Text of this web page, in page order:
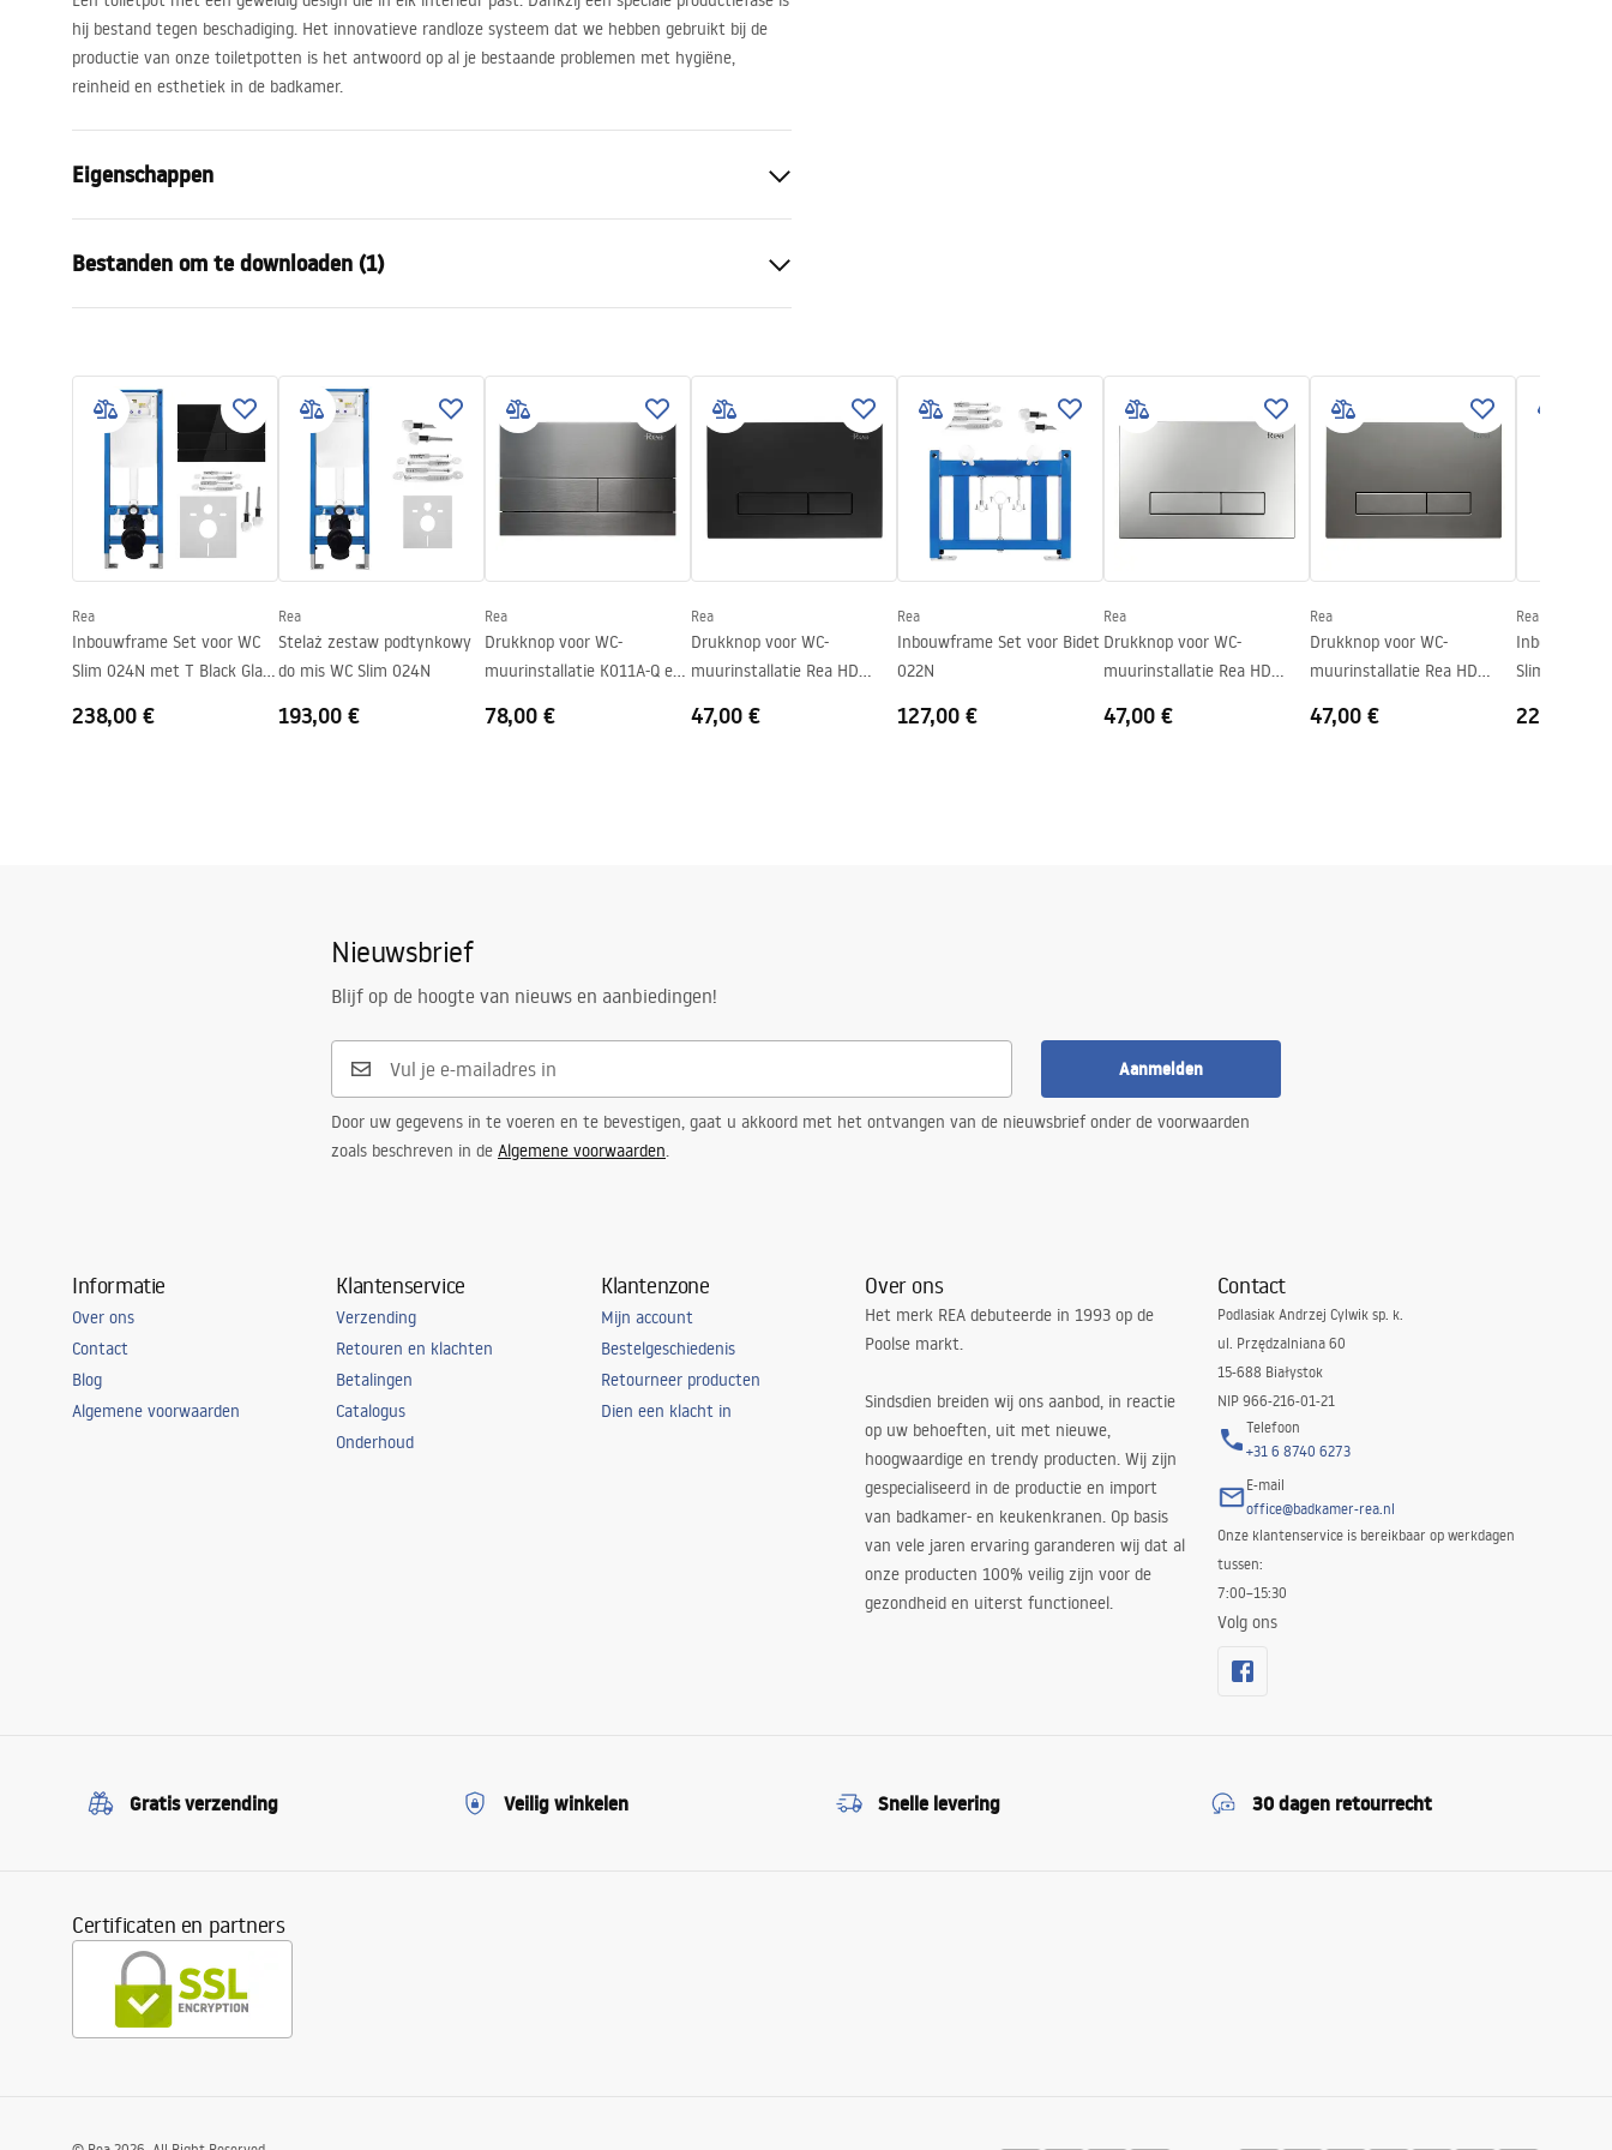
hij bestand tegen beschadiging. Het innovatieve randloze systeem dat we hebben gebruikt bij de
productie van onze toiletpotten is het antwoord op al je bestaande problemen met hygiëne,
reinheid en esthetiek in de badkamer.
Eigenschappen
Spoelsysteem
Kleur
Wit, Wit/Goud
Materiaal
Lengte
mm
Breedte
365
Hoogte
mm
Afstand montagebouten
180
Inclusief zitting
Ja, wit
Bestanden om te downloaden (1)
WC.pdf
Rea
Inbouwframe Set voor WC
Slim 024N met T Black Glass
238,00 €
Rea
Stelaż zestaw podtynkowy
do mis WC Slim 024N
193,00 €
Rea
Drukknop voor WC-
muurinstallatie K011A-Q en
78,00 €
Rea
Drukknop voor WC-
muurinstallatie Rea HD
47,00 €
Rea
Inbouwframe Set voor Bidet
022N
127,00 €
Rea
Drukknop voor WC-
muurinstallatie Rea HD
Satin
47,00 €
Rea
Drukknop voor WC-
muurinstallatie Rea HD
47,00 €
Rea
Slim 024N
226,00 €
Nieuwsbrief
Blijf op de hoogte van nieuws en aanbiedingen!
Aanmelden
Door uw gegevens in te voeren en te bevestigen, gaat u akkoord met het ontvangen van de nieuwsbrief onder de voorwaarden
zoals beschreven in de Algemene voorwaarden.
Informatie
Over ons
Contact
Blog
Algemene voorwaarden
Klantenservice
Verzending
Retouren en klachten
Betalingen
Catalogus
Onderhoud
Klantenzone
Mijn account
Bestelgeschiedenis
Retourneer producten
Dien een klacht in
Over ons
Het merk REA debuteerde in 1993 op de
Poolse markt.
Sindsdien breiden wij ons aanbod, in reactie
op uw behoeften, uit met nieuwe,
hoogwaardige en trendy producten. Wij zijn
gespecialiseerd in de productie en import
van badkamer- en keukenkranen. Op basis
van vele jaren ervaring garanderen wij dat al
onze producten 100% veilig zijn voor de
gezondheid en uiterst functioneel.
Contact
Podlasiak Andrzej Cylwik sp. k.
ul. Przędzalniana 60
15-688 Białystok
NIP 966-216-01-21
Telefoon
+31 6 8740 6273
E-mail
office@badkamer-rea.nl
Onze klantenservice is bereikbaar op werkdagen
tussen:
7:00–15:30
Volg ons
Gratis verzending Veilig winkelen Snelle levering 30 dagen retourrecht
Certificaten en partners